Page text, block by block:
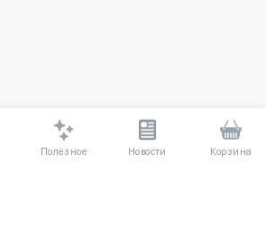
Полезное Новости Корзина